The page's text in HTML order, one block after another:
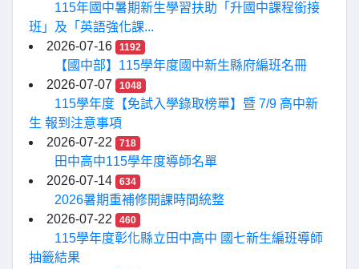
115年國中暑期新生學習扶助「升國中課程銜接
班」及「英語強化課...
2026-07-16
1192
【國中部】115學年度國中新生縣府編班名冊
2026-07-07
1048
115學年度【免試入學錄取榜單】暨 7/9 高中新
生 報到注意事項
2026-07-22
718
田中高中115學年度導師名單
2026-07-14
634
2026暑期重補修開課時間統整
2026-07-22
460
115學年度彰化縣立田中高中 國七新生編班導師
抽籤結果